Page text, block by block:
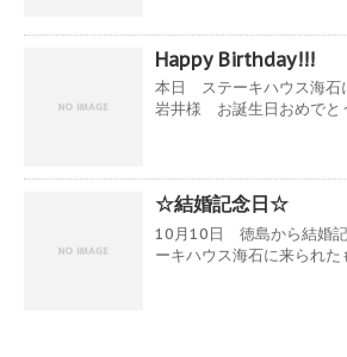
Happy Birthday!!!
本日 ステーキハウス海石
岩井様 お誕生日おめでと
☆結婚記念日☆
10月10日 徳島から結婚
ーキハウス海石に来られた